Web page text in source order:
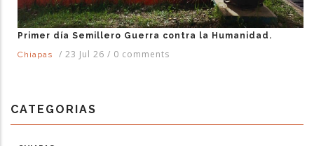
Primer día Semillero Guerra contra la Humanidad.
Chiapas
/ 23 Jul 26 / 0 comments
CATEGORIAS